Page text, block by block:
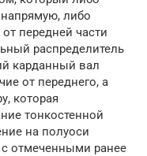
либо
передней части
распределитель
карданный вал
от переднего, а
которая
тонкостенной
на полуоси
отмеченными ранее